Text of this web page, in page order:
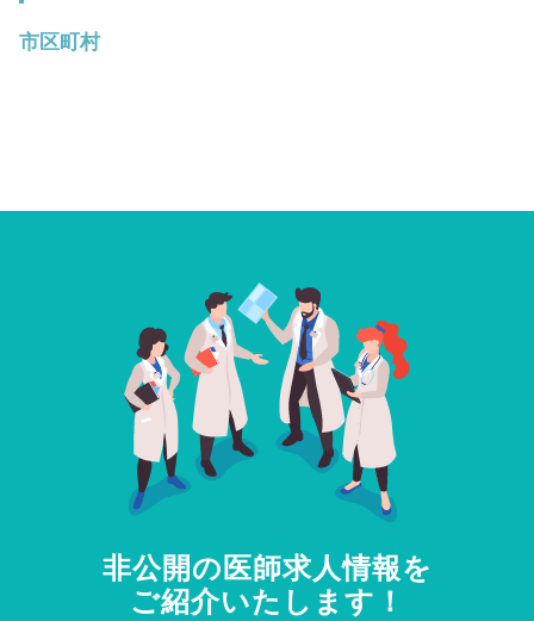
市区町村
非公開の医師求人情報を
ご紹介いたします！